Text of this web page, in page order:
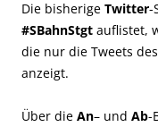
Die bisherige Twitter-
#SBahnStgt auflistet,
die nur die Tweets
anzeigt.
Über die An– und Ab-